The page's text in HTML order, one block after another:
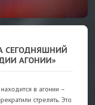
СЕГОДНЯШНИЙ
АГОНИИ»
в агонии –
стрелять. Это